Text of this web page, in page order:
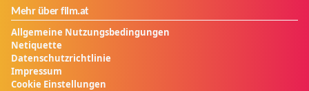
Mehr über film.at
Allgemeine Nutzungsbedingungen
Netiquette
Datenschutzrichtlinie
Impressum
Cookie Einstellungen